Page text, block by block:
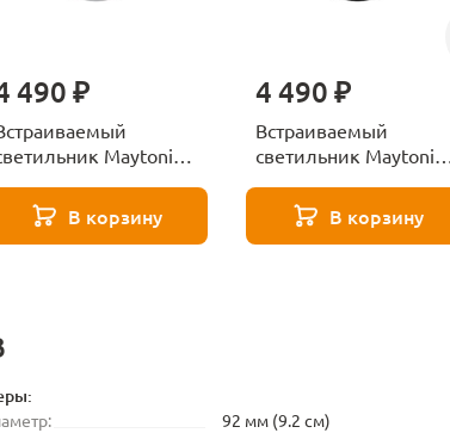
490 ₽
Maytoni
В корзину
4 490 ₽
Встраиваемый
светильник Maytoni
В корзину
92 мм (9.2 см)